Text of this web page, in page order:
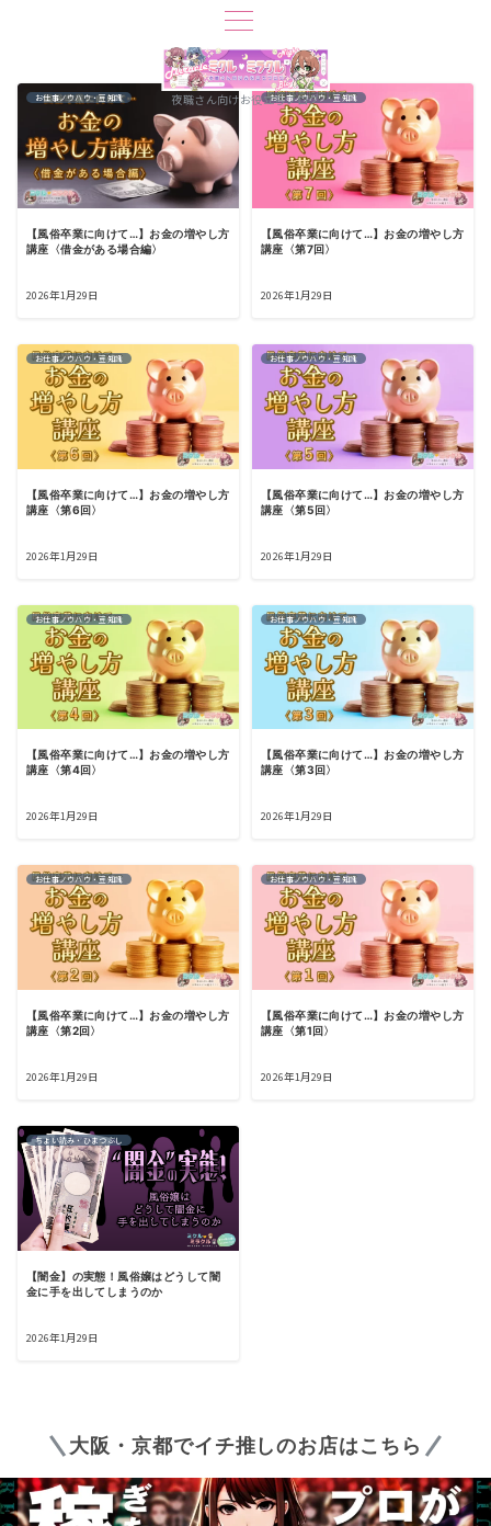
夜職さん向けお役立ちブログ
お仕事ノウハウ・豆知識
【風俗卒業に向けて…】お金の増やし方
講座〈借金がある場合編〉
2026年1月29日
お仕事ノウハウ・豆知識
【風俗卒業に向けて…】お金の増やし方
講座〈第7回〉
2026年1月29日
お仕事ノウハウ・豆知識
【風俗卒業に向けて…】お金の増やし方
講座〈第6回〉
2026年1月29日
お仕事ノウハウ・豆知識
【風俗卒業に向けて…】お金の増やし方
講座〈第5回〉
2026年1月29日
お仕事ノウハウ・豆知識
【風俗卒業に向けて…】お金の増やし方
講座〈第4回〉
2026年1月29日
お仕事ノウハウ・豆知識
【風俗卒業に向けて…】お金の増やし方
講座〈第3回〉
2026年1月29日
お仕事ノウハウ・豆知識
【風俗卒業に向けて…】お金の増やし方
講座〈第2回〉
2026年1月29日
お仕事ノウハウ・豆知識
【風俗卒業に向けて…】お金の増やし方
講座〈第1回〉
2026年1月29日
ちょい読み・ひまつぶし
【闇金】の実態！風俗嬢はどうして闇
金に手を出してしまうのか
2026年1月29日
大阪・京都でイチ推しのお店はこちら